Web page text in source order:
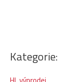
Kategorie: